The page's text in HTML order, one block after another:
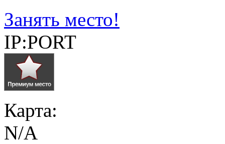
Занять место!
IP:PORT
Карта:
N/A